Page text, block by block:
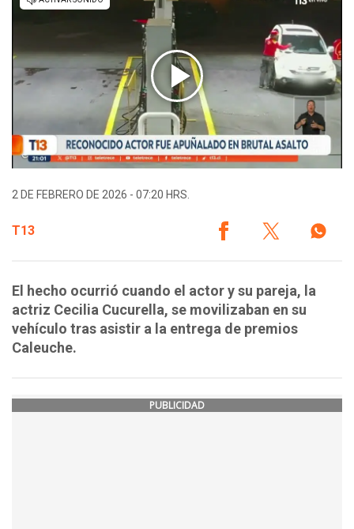
2 DE FEBRERO DE 2026 - 07:20 HRS.
T13
El hecho ocurrió cuando el actor y su pareja, la
actriz Cecilia Cucurella, se movilizaban en su
vehículo tras asistir a la entrega de premios
Caleuche.
PUBLICIDAD